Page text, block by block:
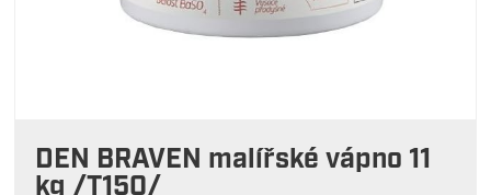
DEN BRAVEN malířské vápno 11
kg /T150/